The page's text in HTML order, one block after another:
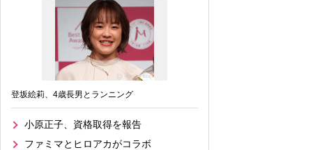
登坂絵莉、4歳長男とランニング
小原正子、資格取得を報告
ファミマとヒロアカがコラボ